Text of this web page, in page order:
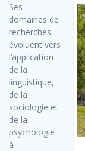
Ses
domaines de
recherches
évoluent vers
l’application
de la
linguistique,
de la
sociologie et
de la
psychologie
à